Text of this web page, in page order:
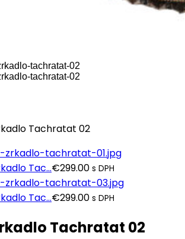
Tachratat 02
Tac...€299.00 s DPH
Tac...€299.00 s DPH
Tachratat 02